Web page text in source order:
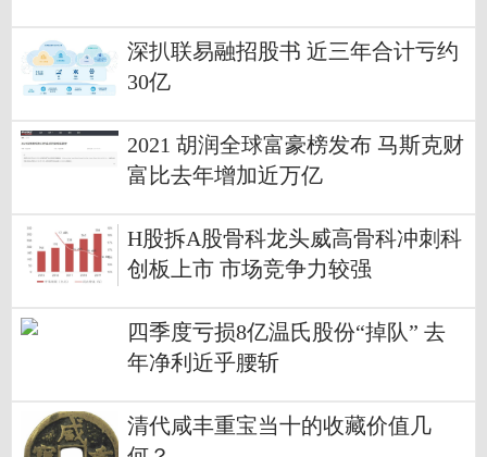
深扒联易融招股书 近三年合计亏约
30亿
2021 胡润全球富豪榜发布 马斯克财
富比去年增加近万亿
H股拆A股骨科龙头威高骨科冲刺科
创板上市 市场竞争力较强
四季度亏损8亿温氏股份“掉队” 去
年净利近乎腰斩
清代咸丰重宝当十的收藏价值几